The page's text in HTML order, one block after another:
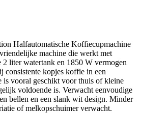
Halfautomatische Koffiecupmachine
machine die werkt met
liter watertank en 1850 W vermogen
consistente kopjes koffie in een
is vooral geschikt voor thuis of kleine
voldoende is. Verwacht eenvoudige
bellen en een slank wit design. Minder
of melkopschuimer verwacht.